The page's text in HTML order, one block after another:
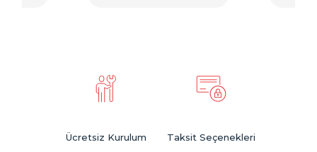
Ücretsiz Kurulum Taksit Seçenekleri